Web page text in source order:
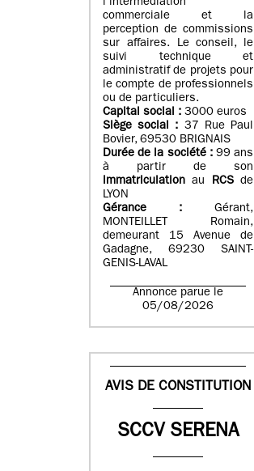
l’intermédiation
commerciale et la
perception de commissions
sur affaires. Le conseil, le
suivi technique et
administratif de projets pour
le compte de professionnels
ou de particuliers.
Capital social : 3000 euros
Siège social : 37 Rue Paul
Bovier, 69530 BRIGNAIS
Durée de la société : 99 ans
à partir de son
immatriculation au RCSde
LYON
Gérance :
Gérant,
MONTEILLET Romain,
demeurant 15 Avenue de
Gadagne, 69230 SAINT-
GENIS-LAVAL
Annonce parue le
05/08/2026
AVIS DE CONSTITUTION
SCCV SERENA